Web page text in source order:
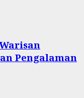
Pengalaman